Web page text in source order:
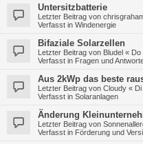
Untersitzbatterie
Letzter Beitrag von
Verfasst in Windenergie
Bifaziale Solarzellen
Letzter Beitrag von Bludel « Do
Verfasst in Fragen und
Aus 2kWp das beste
Letzter Beitrag von Cloudy «
Verfasst in Solaranlagen
Änderung
Letzter Beitrag von
Verfasst in Förderung und